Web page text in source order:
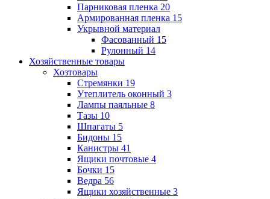
Парниковая пленка 20
Армированная пленка 15
Укрывной материал
Фасованный 15
Рулонный 14
Хозяйственные товары
Хозтовары
Стремянки 19
Утеплитель оконный 3
Лампы паяльные 8
Тазы 10
Шпагаты 5
Бидоны 15
Канистры 41
Ящики почтовые 4
Бочки 15
Ведра 56
Ящики хозяйственные 3